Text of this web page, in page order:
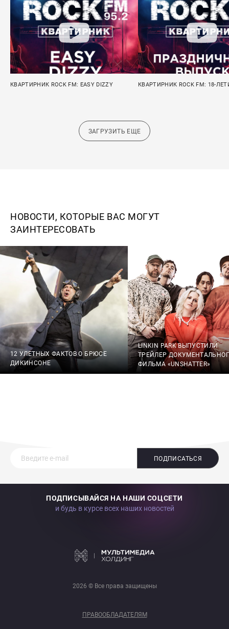
КВАРТИРНИК ROCK FM: EASY DIZZY КВАРТИРНИК ROCK FM: 18-
ЗАГРУЗИТЬ ЕЩЕ
НОВОСТИ, КОТОРЫЕ ВАС МОГУТ
ЗАИНТЕРЕСОВАТЬ
12 УЛЕТНЫХ ФАКТОВ О БРЮСЕ
ДИКИНСОНЕ
LINKIN PARK ВЫПУСТИЛИ
ТРЕЙЛЕР
ФИЛЬМА «UNSHATTER»
ПОДПИСАТЬСЯ
ПОДПИСЫВАЙСЯ НА НАШИ СОЦСЕТИ
и будь в курсе всех наших новостей
2026 © Все права защищены
ПРАВООБЛАДАТЕЛЯМ